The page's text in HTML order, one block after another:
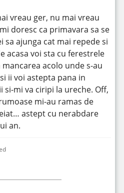
vreau ger, nu mai vreau
doresc ca primavara sa se
sa ajunga cat mai repede si
acasa voi sta cu ferestrele
mancarea acolo unde s-au
ii voi astepta pana in
si-mi va ciripi la ureche. Off,
mi-au ramas de
astept cu nerabdare
an.